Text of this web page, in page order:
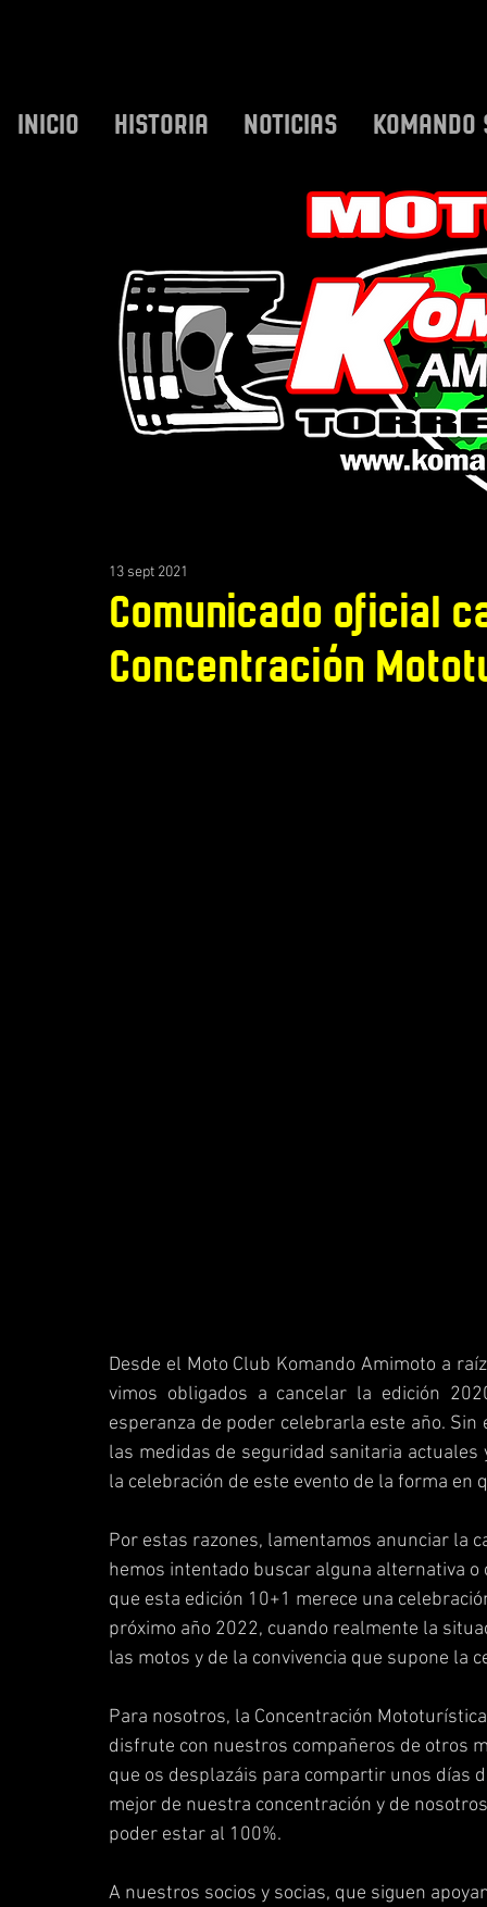
INICIO HISTORIA NOTICIAS KOMANDO
Comunicado oficial
Concentración
13 sept 2021
Desde el Moto Club Komando Amimoto a
vimos obligados a cancelar la edición
esperanza de poder celebrarla este año.
las medidas de seguridad sanitaria
la celebración de este evento de la forma
Por estas razones, lamentamos anunciar la
hemos intentado buscar alguna alternativa
que esta edición 10+1 merece una
próximo año 2022, cuando realmente la
las motos y de la convivencia que supone la
Para nosotros, la Concentración
disfrute con nuestros compañeros de otros
que os desplazáis para compartir unos días
mejor de nuestra concentración y de
poder estar al 100%.
A nuestros socios y socias, que siguen